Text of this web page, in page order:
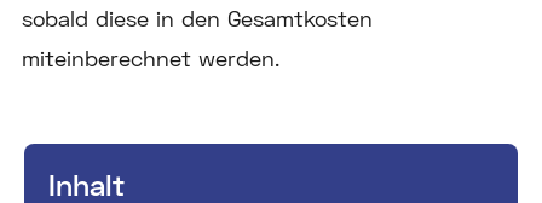
sobald diese in den Gesamtkosten
miteinberechnet werden.
Inhalt